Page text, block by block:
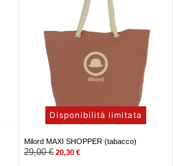
Disponibilità limitata
Milord MAXI SHOPPER (tabacco)
29,00€ 20,30 €